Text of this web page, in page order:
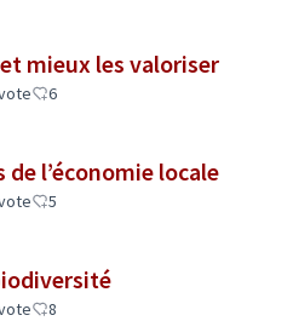
mieux les valoriser
6
l’économie locale
5
8